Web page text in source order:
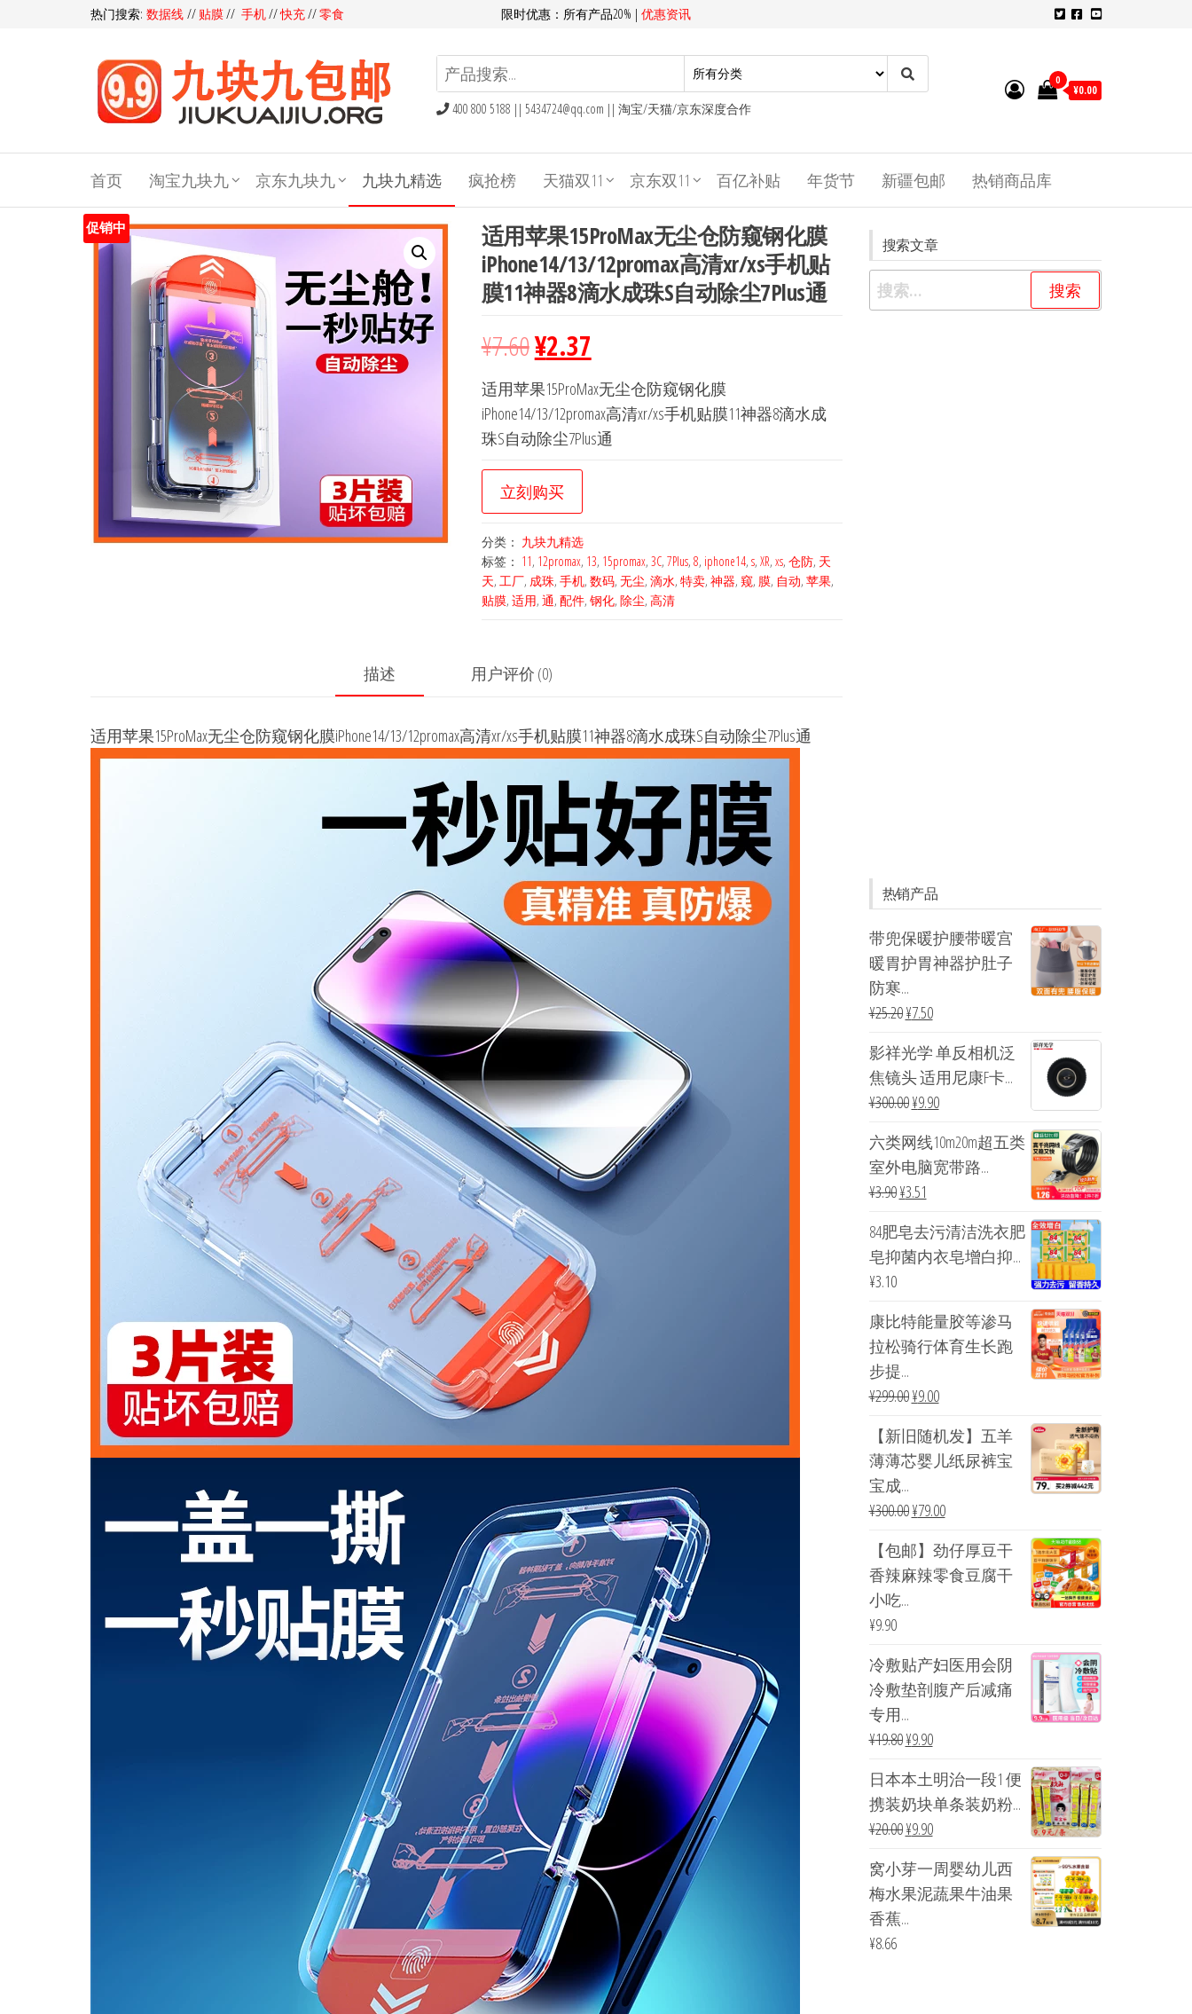
热门搜索: 数据线 // 贴膜// 手机//快充//零食 限时优惠：所有产品20% | 优惠资讯
九包
邮,9
块9包
邮,9.9
元包
邮,九
400 800 5188 || 5434724@qq.com || 淘宝/天猫/京东深度合作
0
¥0.00
首页 淘宝九块九 京东九块九 九块九精选 疯抢榜 天猫双11 京东双11 百亿补贴 年货节 新疆包邮 热销商品库
促销中
适用苹果15ProMax无尘仓防窥钢化膜
iPhone14/13/12promax高清xr/xs手机贴
膜11神器8滴水成珠S自动除尘7Plus通
¥7.60¥2.37
适用苹果15ProMax无尘仓防窥钢化膜
iPhone14/13/12promax高清xr/xs手机贴膜11神器8滴水成
珠S自动除尘7Plus通
立刻购买
分类： 九块九精选
标签： 11, 12promax, 13, 15promax, 3C, 7Plus, 8, iphone14, s, XR, xs, 仓防, 天
天, 工厂, 成珠, 手机, 数码, 无尘, 滴水, 特卖, 神器, 窥, 膜, 自动, 苹果,
贴膜, 适用, 通, 配件, 钢化, 除尘, 高清
描述 用户评价 (0)
适用苹果15ProMax无尘仓防窥钢化膜iPhone14/13/12promax高清xr/xs手机贴膜11神器8滴水成珠S自动除尘7Plus通
搜索文章
热销产品
带兜保暖护腰带暖宫
暖胃护胃神器护肚子
防寒...
¥25.20¥7.50
影祥光学 单反相机泛
焦镜头 适用尼康F卡...
¥300.00¥9.90
六类网线10m20m超五类
室外电脑宽带路...
¥3.90¥3.51
84肥皂去污清洁洗衣肥
皂抑菌内衣皂增白抑...
¥3.10
康比特能量胶等渗马
拉松骑行体育生长跑
步提...
¥299.00¥9.00
【新旧随机发】五羊
薄薄芯婴儿纸尿裤宝
宝成...
¥300.00¥79.00
【包邮】劲仔厚豆干
香辣麻辣零食豆腐干
小吃...
¥9.90
冷敷贴产妇医用会阴
冷敷垫剖腹产后减痛
专用...
¥19.80¥9.90
日本本土明治一段1 便
携装奶块单条装奶粉...
¥20.00¥9.90
窝小芽一周婴幼儿西
梅水果泥蔬果牛油果
香蕉...
¥8.66